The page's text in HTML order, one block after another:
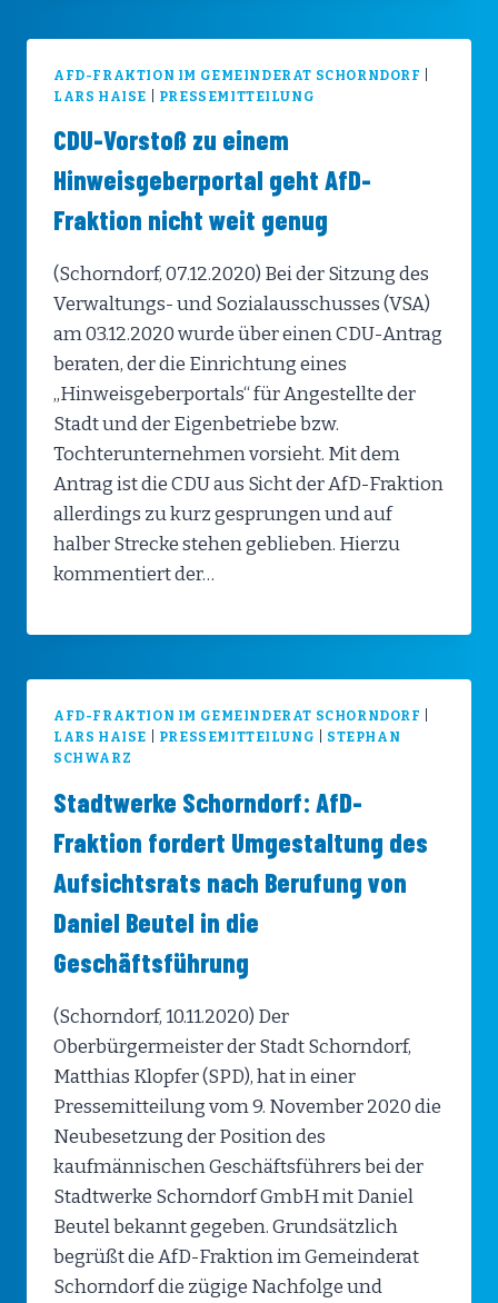
AFD-FRAKTION IM GEMEINDERAT SCHORNDORF
LARS HAISE
PRESSEMITTEILUNG
CDU-Vorstoß zu einem
Hinweisgeberportal geht AfD-
Fraktion nicht weit genug
(Schorndorf, 07.12.2020) Bei der Sitzung des
Verwaltungs- und Sozialausschusses (VSA)
am 03.12.2020 wurde über einen CDU-Antrag
beraten, der die Einrichtung eines
„Hinweisgeberportals“ für Angestellte der
Stadt und der Eigenbetriebe bzw.
Tochterunternehmen vorsieht. Mit dem
Antrag ist die CDU aus Sicht der AfD-Fraktion
allerdings zu kurz gesprungen und auf
halber Strecke stehen geblieben. Hierzu
kommentiert der…
AFD-FRAKTION IM GEMEINDERAT SCHORNDORF
LARS HAISE
PRESSEMITTEILUNG
STEPHAN
SCHWARZ
Stadtwerke Schorndorf: AfD-
Fraktion fordert Umgestaltung des
Aufsichtsrats nach Berufung von
Daniel Beutel in die
Geschäftsführung
(Schorndorf, 10.11.2020) Der
Oberbürgermeister der Stadt Schorndorf,
Matthias Klopfer (SPD), hat in einer
Pressemitteilung vom 9. November 2020 die
Neubesetzung der Position des
kaufmännischen Geschäftsführers bei der
Stadtwerke Schorndorf GmbH mit Daniel
Beutel bekannt gegeben. Grundsätzlich
begrüßt die AfD-Fraktion im Gemeinderat
Schorndorf die zügige Nachfolge und